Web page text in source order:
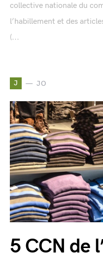
collective nationale du
l’habillement et des
(...
J JO
5 CCN de